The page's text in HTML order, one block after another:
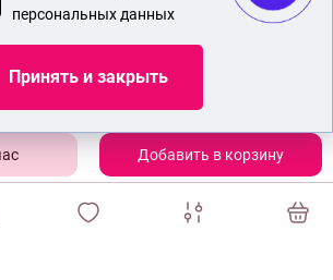
Добавить в корзину
СЕКС ИГРУШКИ
БДСМ ИГРУШКИ
ШОП НАСАДКИ НА ЧЛЕН
Показать еще
персональных данных
Принять и закрыть